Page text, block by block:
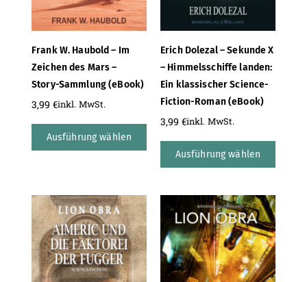
Frank W. Haubold – Im
Zeichen des Mars –
Story-Sammlung (eBook)
3,99 €inkl. MwSt.
Ausführung wählen
Erich Dolezal – Sekunde X
– Himmelsschiffe landen:
Ein klassischer Science-
Fiction-Roman (eBook)
3,99 €inkl. MwSt.
Ausführung wählen